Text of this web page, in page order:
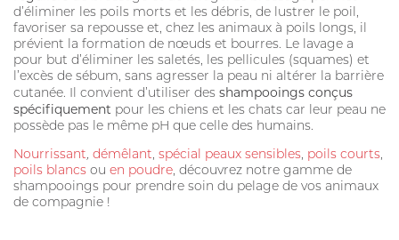
ANTIPARASITAIRE EXTERNE
PURGE
HYGIÈNE BUCCO-DENTAIRE
DIGESTION
SOIN DE LA PEAU
d’éliminer les poils morts et les débris, de lustrer le poil,
favoriser sa repousse et, chez les animaux à poils longs, il
prévient la formation de nœuds et bourres. Le lavage a
pour but d’éliminer les saletés, les pellicules (squames) et
l’excès de sébum, sans agresser la peau ni altérer la barrière
cutanée. Il convient d’utiliser des shampooings conçus
spécifiquement pour les chiens et les chats car leur peau ne
possède pas le même pH que celle des humains.
Nourrissant, démêlant, spécial peaux sensibles, poils courts,
poils blancs ou en poudre, découvrez notre gamme de
shampooings pour prendre soin du pelage de vos animaux
de compagnie !